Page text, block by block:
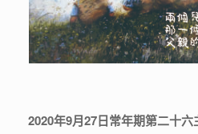
2020年9月27日常年期第二十六